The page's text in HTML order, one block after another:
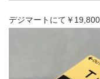
デジマートにて￥19,800